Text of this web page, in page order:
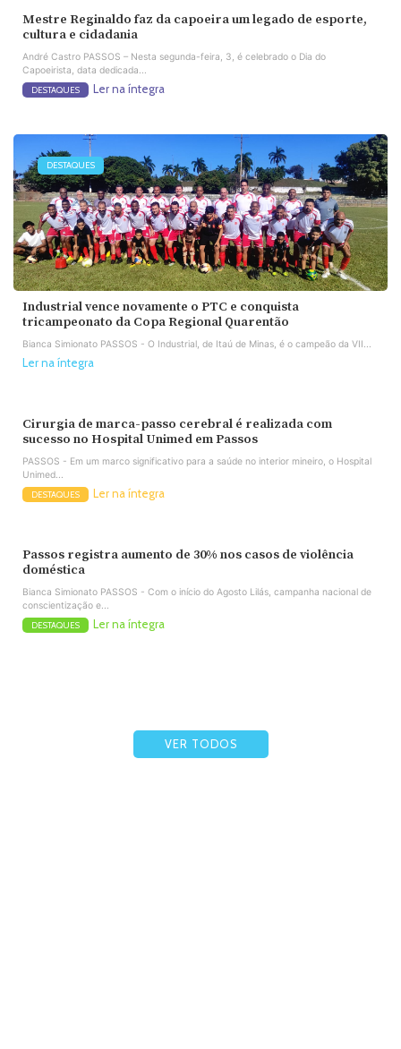
Mestre Reginaldo faz da capoeira um legado de esporte,
cultura e cidadania
André Castro PASSOS – Nesta segunda-feira, 3, é celebrado o Dia do
Capoeirista, data dedicada...
DESTAQUES Ler na íntegra
DESTAQUES
Industrial vence novamente o PTC e conquista
tricampeonato da Copa Regional Quarentão
Bianca Simionato PASSOS - O Industrial, de Itaú de Minas, é o campeão da VII...
Ler na íntegra
Cirurgia de marca-passo cerebral é realizada com
sucesso no Hospital Unimed em Passos
PASSOS - Em um marco significativo para a saúde no interior mineiro, o Hospital
Unimed...
DESTAQUES Ler na íntegra
Passos registra aumento de 30% nos casos de violência
doméstica
Bianca Simionato PASSOS - Com o início do Agosto Lilás, campanha nacional de
conscientização e...
DESTAQUES Ler na íntegra
VER TODOS